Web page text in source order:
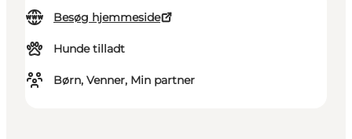
Besøg hjemmeside
Hunde tilladt
Børn, Venner, Min partner